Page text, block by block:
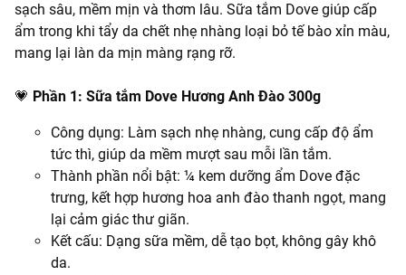
sạch sâu, mềm mịn và thơm lâu. Sữa tắm Dove giúp cấp
ẩm trong khi tẩy da chết nhẹ nhàng loại bỏ tế bào xỉn màu,
mang lại làn da mịn màng rạng rỡ.
💗 Phần 1: Sữa tắm Dove Hương Anh Đào 300g
Công dụng: Làm sạch nhẹ nhàng, cung cấp độ ẩm
tức thì, giúp da mềm mượt sau mỗi lần tắm.
Thành phần nổi bật: ¼ kem dưỡng ẩm Dove đặc
trưng, kết hợp hương hoa anh đào thanh ngọt, mang
lại cảm giác thư giãn.
Kết cấu: Dạng sữa mềm, dễ tạo bọt, không gây khô
da.